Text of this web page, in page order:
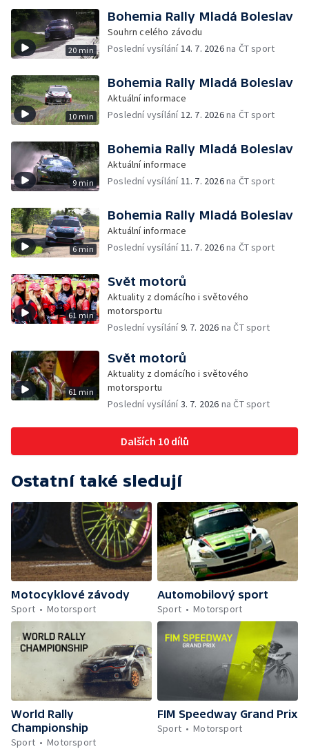
20 min
Bohemia Rally Mladá Boleslav
Souhrn celého závodu
Poslední vysílání14. 7. 2026na ČT sport
10 min
Bohemia Rally Mladá Boleslav
Aktuální informace
Poslední vysílání12. 7. 2026na ČT sport
9 min
Bohemia Rally Mladá Boleslav
Aktuální informace
Poslední vysílání11. 7. 2026na ČT sport
6 min
Bohemia Rally Mladá Boleslav
Aktuální informace
Poslední vysílání11. 7. 2026na ČT sport
61 min
Svět motorů
Aktuality z domácího i světového
motorsportu
Poslední vysílání9. 7. 2026 na ČT sport
61 min
Svět motorů
Aktuality z domácího i světového
motorsportu
Poslední vysílání3. 7. 2026 na ČT sport
Dalších 10 dílů
Ostatní také sledují
Motocyklové závody
Sport
Motorsport
Automobilový sport
Sport
Motorsport
World Rally
Championship
Sport
Motorsport
FIM Speedway Grand Prix
Sport
Motorsport